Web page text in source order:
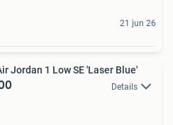
21 jun 26
Jordan 1 Low SE 'Laser Blue'
Details